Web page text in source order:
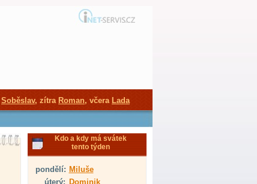
Kdo a kdy má svátek
tento týden
pondělí: Miluše
úterý: Dominik
Soběslav, zítra Roman, včera Lada